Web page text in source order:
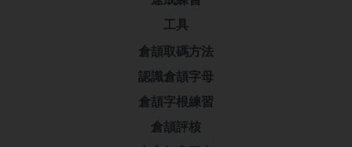
工具
倉頡取碼方法
認識倉頡字母
倉頡字根練習
倉頡評核